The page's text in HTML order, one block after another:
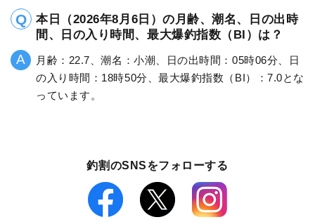
本日（2026年8月6日）の月齢、潮名、日の出時
間、日の入り時間、最大爆釣指数（BI）は？
月齢：22.7、潮名：小潮、日の出時間：05時06分、日
の入り時間：18時50分、最大爆釣指数（BI）：7.0とな
っています。
釣割のSNSをフォローする